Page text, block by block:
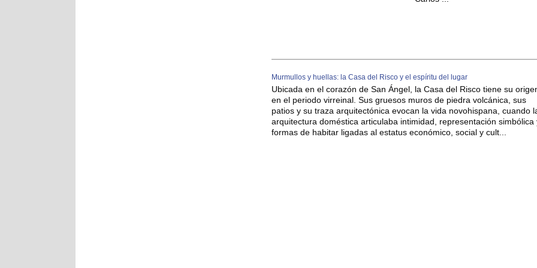
Murmullos y huellas: la Casa del Risco y el espíritu del lugar
Ubicada en el corazón de San Ángel, la Casa del Risco tiene su
en el periodo virreinal. Sus gruesos muros de piedra volcánica, sus
patios y su traza arquitectónica evocan la vida novohispana, cuando
arquitectura doméstica articulaba intimidad, representación simbólica
formas de habitar ligadas al estatus económico, social y cult...